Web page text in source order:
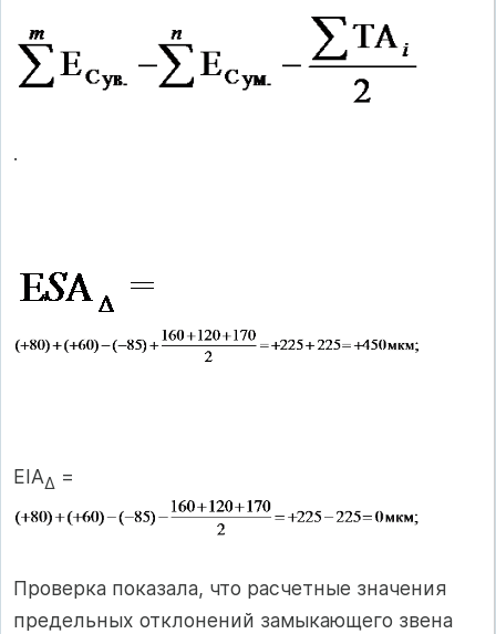
.
EIA∆ =
Проверка показала, что расчетные значения
предельных отклонений замыкающего звена